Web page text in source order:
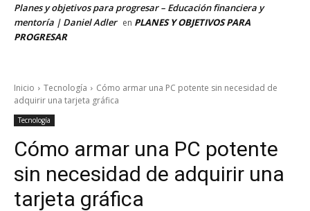
Planes y objetivos para progresar – Educación financiera y
mentoría | Daniel Adler en PLANES Y OBJETIVOS PARA
PROGRESAR